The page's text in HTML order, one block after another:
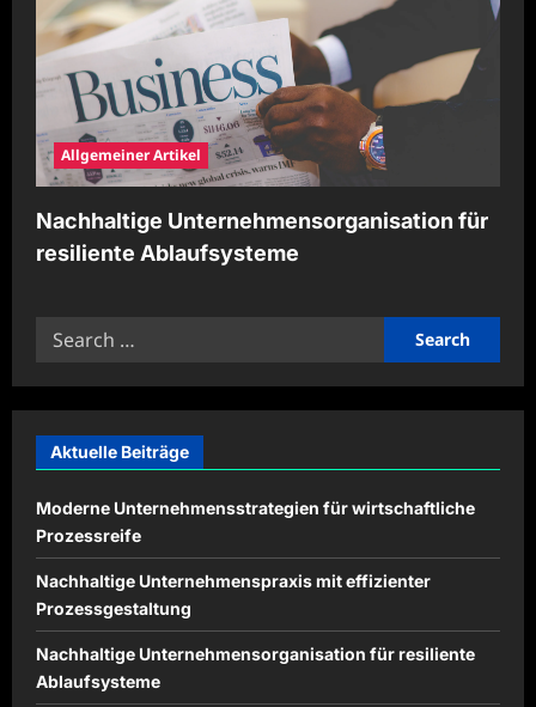
Allgemeiner Artikel
Nachhaltige Unternehmensorganisation für
resiliente Ablaufsysteme
Search
Aktuelle Beiträge
Moderne Unternehmensstrategien für wirtschaftliche
Prozessreife
Nachhaltige Unternehmenspraxis mit effizienter
Prozessgestaltung
Nachhaltige Unternehmensorganisation für resiliente
Ablaufsysteme